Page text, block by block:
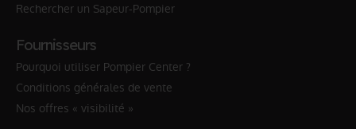
Rechercher un Sapeur-Pompier
Fournisseurs
Pourquoi utiliser Pompier Center ?
Conditions générales de vente
Nos offres « visibilité »